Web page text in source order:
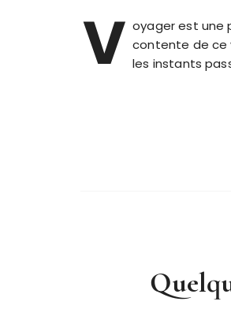
V oyager est une
contente de ce
les instants